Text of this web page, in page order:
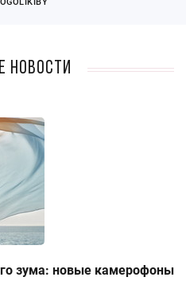
новости
зума: новые камерофоны